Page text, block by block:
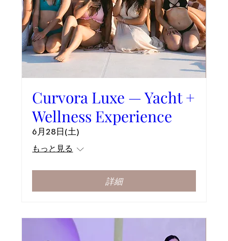
Curvora Luxe — Yacht +
Wellness Experience
6月28日(土)
もっと見る
詳細